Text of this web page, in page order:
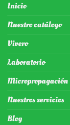
Inicio
Nuestro catálogo
Vivero
Laboratorio
Micropropagación
Nuestros servicios
Blog